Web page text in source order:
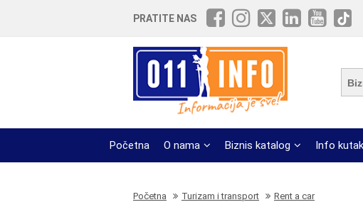
PRATITE NAS
Početna O nama Biznis katalog Info kutak
Početna Turizam i transport Rent a car